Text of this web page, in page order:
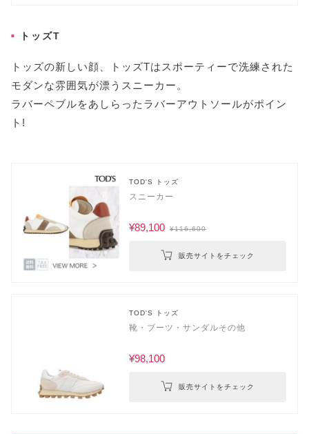
トッズT
トッズの新しい顔、トッズTはスポーティーで洗練された
モダンな雰囲気が漂うスニーカー。
ラバーペブルをあしらったラバーアウトソールがポイン
ト!
TOD'S トッズ
スニーカー
¥89,100 ¥116,600
販売サイトをチェック
TOD'S トッズ
靴・ブーツ・サンダルその他
¥98,100
販売サイトをチェック